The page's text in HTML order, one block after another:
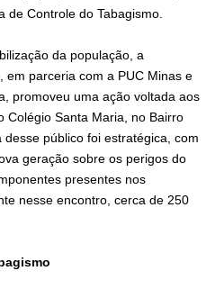
de Controle do Tabagismo.
da população, a
em parceria com a PUC Minas e
promoveu uma ação voltada aos
Colégio Santa Maria, no Bairro
público foi estratégica, com
geração sobre os perigos do
presentes nos
nesse encontro, cerca de 250